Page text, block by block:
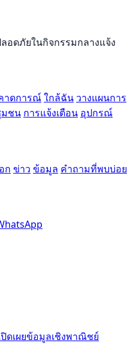
ดภัยในกิจกรรมกลางแจ้ง
าดการณ์ใกล้ฉัน วางแผนการ
ชน การแจ้งเตือน อุปกรณ์
ก ข่าว ข้อมูล คำถามที่พบบ่อย
ปิดเผยข้อมูลเชิงพาณิชย์